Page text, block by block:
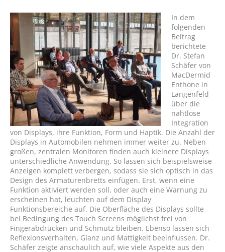
In dem
folgenden
Beitrag
berichtete
Dr. Stefan
Schäfer von
MacDermid
Enthone in
Langenfeld
über die
nahtlose
Integration
von Displays, ihre Funktion, Form und Haptik. Die Anzahl der
Displays in Automobilen nehmen immer weiter zu. Neben
großen, zentralen Monitoren finden auch kleinere Displays
unterschiedliche Anwendung. So lassen sich beispielsweise
Anzeigen komplett verbergen, sodass sie sich optisch in das
Design des Armaturenbretts einfügen. Erst, wenn eine
Funktion aktiviert werden soll, oder auch eine Warnung zu
erscheinen hat, leuchten auf dem Display
Funktionsbereiche auf. Die Oberfläche des Displays sollte
bei Bedingung des Touch Screens möglichst frei von
Fingerabdrücken und Schmutz bleiben. Ebenso lassen sich
Reflexionsverhalten, Glanz und Mattigkeit beeinflussen. Dr.
Schäfer zeigte anschaulich auf, wie viele Aspekte aus den